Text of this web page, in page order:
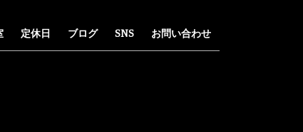
定休日 ブログ SNS お問い合わせ